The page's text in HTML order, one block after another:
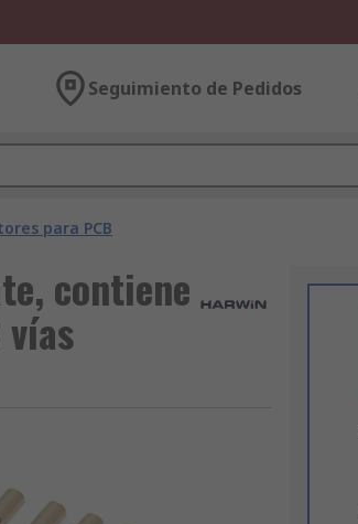
Seguimiento de Pedidos
para PCB
contiene